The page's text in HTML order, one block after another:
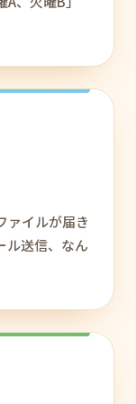
ァイルが届き
ル送信、なん